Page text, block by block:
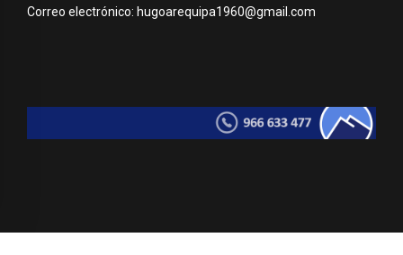
Correo electrónico: hugoarequipa1960@gmail.com